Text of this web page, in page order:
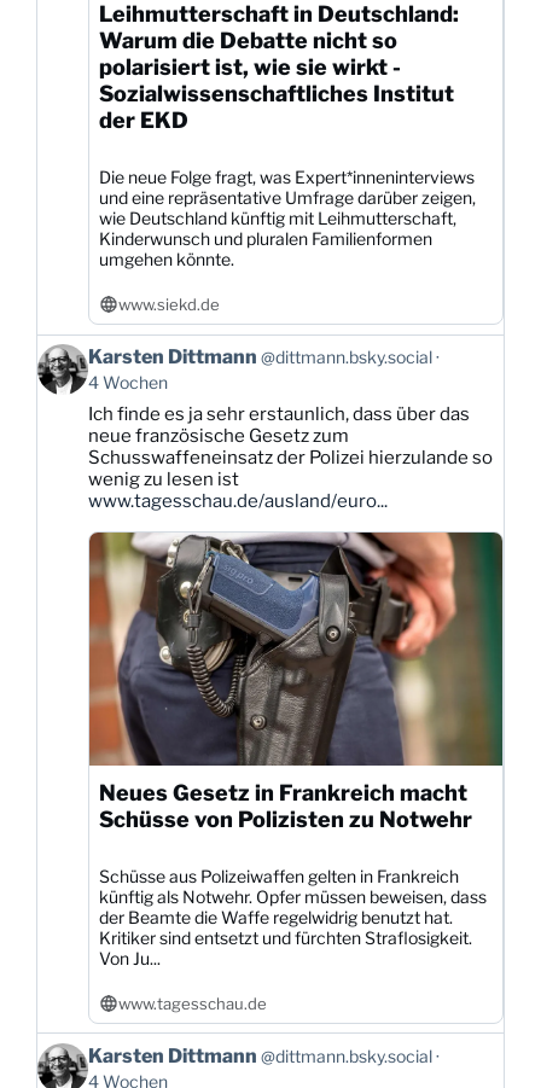
Leihmutterschaft in Deutschland:
Warum die Debatte nicht so
polarisiert ist, wie sie wirkt -
Sozialwissenschaftliches Institut
der EKD
Die neue Folge fragt, was Expert*inneninterviews
und eine repräsentative Umfrage darüber zeigen,
wie Deutschland künftig mit Leihmutterschaft,
Kinderwunsch und pluralen Familienformen
umgehen könnte.
www.siekd.de
Beitrag
von
Karsten
Dittmann
Bluesky
ansehen
Karsten Dittmann @dittmann.bsky.social
4 Wochen
Ich finde es ja sehr erstaunlich, dass über das
neue französische Gesetz zum
Schusswaffeneinsatz der Polizei hierzulande so
wenig zu lesen ist
www.tagesschau.de/ausland/euro...
Neues Gesetz in Frankreich macht
Schüsse von Polizisten zu Notwehr
Schüsse aus Polizeiwaffen gelten in Frankreich
künftig als Notwehr. Opfer müssen beweisen, dass
der Beamte die Waffe regelwidrig benutzt hat.
Kritiker sind entsetzt und fürchten Straflosigkeit.
Von Ju...
www.tagesschau.de
Beitrag
von
Karsten Dittmann @dittmann.bsky.social
4 Wochen